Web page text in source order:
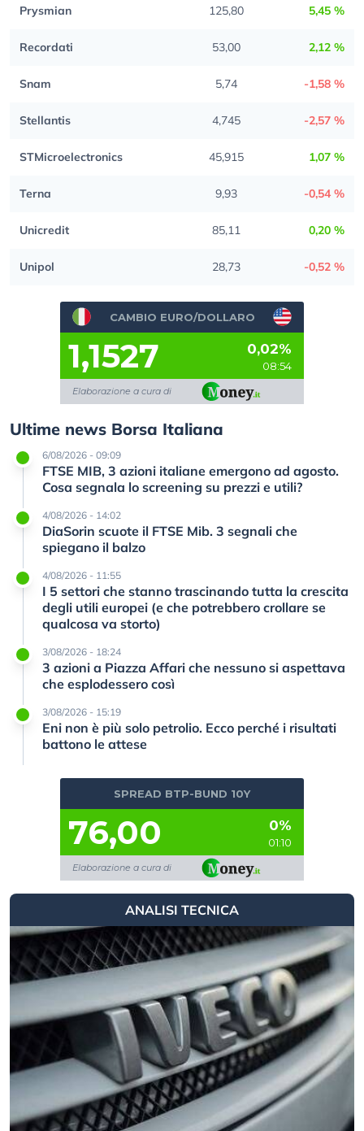
Prysmian 125,80 5,45 %
Recordati 53,00 2,12 %
Snam 5,74 -1,58 %
Stellantis 4,745 -2,57 %
STMicroelectronics 45,915 1,07 %
Terna 9,93 -0,54 %
Unicredit 85,11 0,20 %
Unipol 28,73 -0,52 %
CAMBIO EURO/DOLLARO
1,1527 0,02%
08:54
Elaborazione a cura di
Ultime news Borsa Italiana
6/08/2026 - 09:09
FTSE MIB, 3 azioni italiane emergono ad agosto.
Cosa segnala lo screening su prezzi e utili?
4/08/2026 - 14:02
DiaSorin scuote il FTSE Mib. 3 segnali che
spiegano il balzo
4/08/2026 - 11:55
I 5 settori che stanno trascinando tutta la crescita
degli utili europei (e che potrebbero crollare se
qualcosa va storto)
3/08/2026 - 18:24
3 azioni a Piazza Affari che nessuno si aspettava
che esplodessero così
3/08/2026 - 15:19
Eni non è più solo petrolio. Ecco perché i risultati
battono le attese
SPREAD BTP-BUND 10Y
76,00 0%
01:10
Elaborazione a cura di
ANALISI TECNICA